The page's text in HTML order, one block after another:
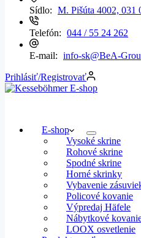
Sídlo: M. Pišúta 4002,
Telefón: 044 / 55 24 262
E-mail: info-sk@BeA-
Prihlásiť/Registrovať
E-shop
Vysoké skrine
Rohové skrine
Spodné skrine
Horné skrinky
Vybavenie
Policové kovanie
Výpredaj Häfele
Nábytkové
LOOX osvetlenie